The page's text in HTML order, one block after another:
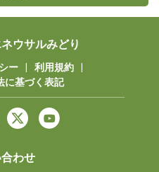
ウサルみどり
ー 利用規約
に基づく表記
わせ